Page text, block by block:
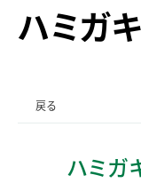
ハミガキ
戻る
ハミガ